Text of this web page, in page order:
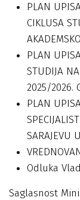
PLAN
CIKLUSA
PLAN
STUDIJA
2025/2026.
PLAN
SARAJEVU
Odluka
Saglasnost